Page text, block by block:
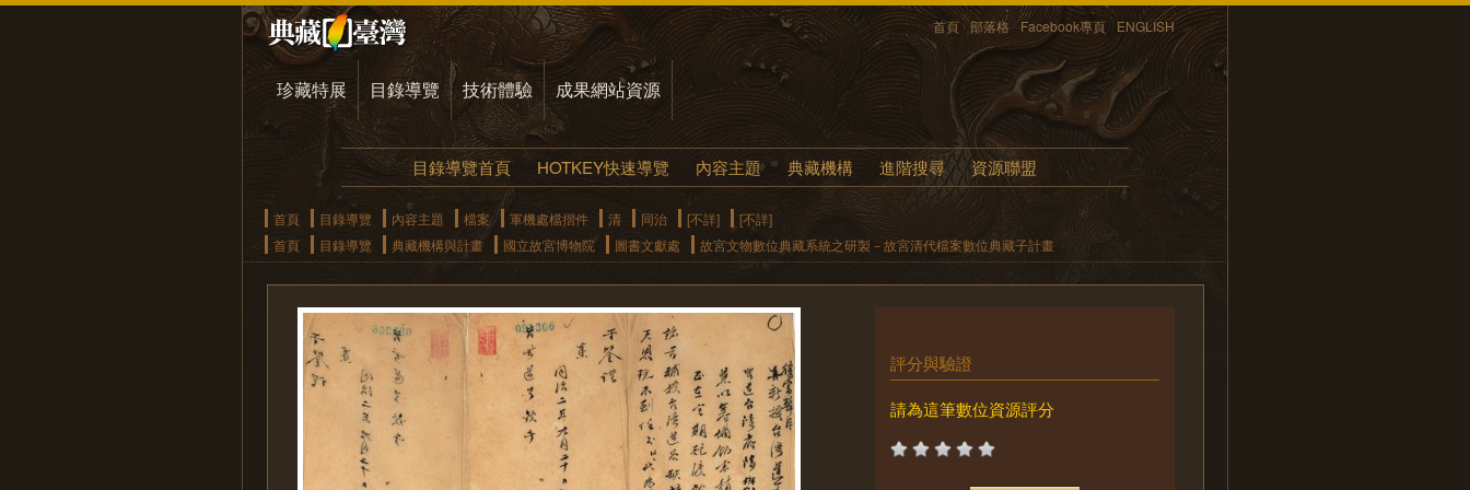
首頁 部落格 Facebook專頁 ENGLISH
珍藏特展 目錄導覽 技術體驗 成果網站資源
目錄導覽首頁 HOTKEY快速導覽 內容主題 典藏機構 進階搜尋 資源聯盟
首頁 目錄導覽 內容主題 檔案 軍機處檔摺件 清 同治 [不詳]
[不詳]
首頁
目錄導覽 典藏機構與計畫 國立故宮博物院 圖書文獻處 故宮文物數位典藏系統之研製－故宮清代檔案數位典藏子計畫
評分與驗證
請為這筆數位資源評分